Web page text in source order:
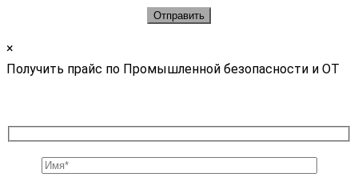
×
Получить прайс по Промышленной безопасности и ОТ